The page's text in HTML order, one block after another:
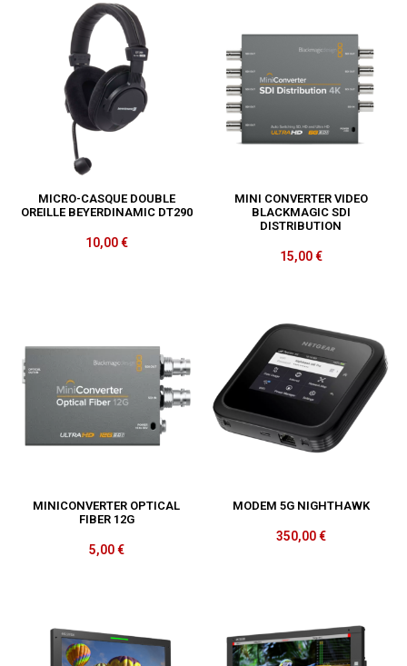
MICRO-CASQUE DOUBLE
OREILLE BEYERDINAMIC DT290
10,00€
MINI CONVERTER VIDEO
BLACKMAGIC SDI
DISTRIBUTION
15,00€
MINICONVERTER OPTICAL
FIBER 12G
5,00€
MODEM 5G NIGHTHAWK
350,00€